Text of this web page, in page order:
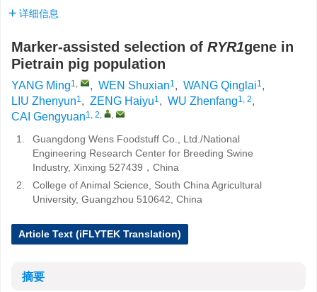
详细信息
Marker-assisted selection of RYR1gene in
Pietrain pig population
YANG Ming1, , WEN Shuxian1, WANG Qinglai1,
LIU Zhenyun1, ZENG Haiyu1, WU Zhenfang1, 2,
CAI Gengyuan1, 2, ,
1.
Guangdong Wens Foodstuff Co., Ltd./National
Engineering Research Center for Breeding Swine
Industry, Xinxing 527439，China
2.
College of Animal Science, South China Agricultural
University, Guangzhou 510642, China
Article Text (iFLYTEK Translation)
摘要